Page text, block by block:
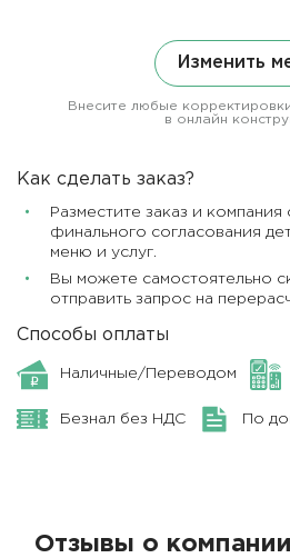
Изменить
Внесите любые
в онлайн
Как сделать заказ?
Разместите заказ и
финального согласования
меню и услуг.
Вы можете самостоятельно
отправить запрос на
Способы оплаты
Наличные/Переводом
Безнал без НДС По
Отзывы о компании